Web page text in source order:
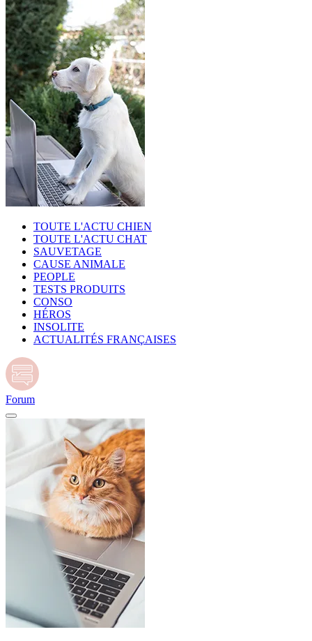
TOUTE L'ACTU CHIEN
TOUTE L'ACTU CHAT
SAUVETAGE
CAUSE ANIMALE
PEOPLE
TESTS PRODUITS
CONSO
HÉROS
INSOLITE
ACTUALITÉS FRANÇAISES
Forum